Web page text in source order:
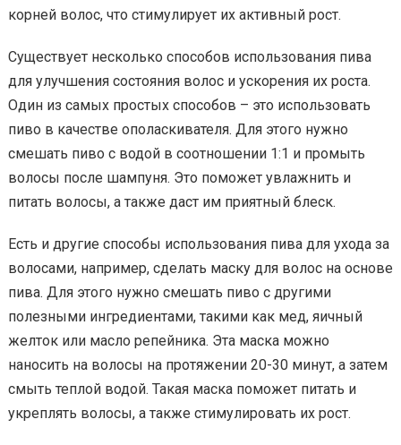
корней волос, что стимулирует их активный рост.
Существует несколько способов использования пива
для улучшения состояния волос и ускорения их роста.
Один из самых простых способов – это использовать
пиво в качестве ополаскивателя. Для этого нужно
смешать пиво с водой в соотношении 1:1 и промыть
волосы после шампуня. Это поможет увлажнить и
питать волосы, а также даст им приятный блеск.
Есть и другие способы использования пива для ухода за
волосами, например, сделать маску для волос на основе
пива. Для этого нужно смешать пиво с другими
полезными ингредиентами, такими как мед, яичный
желток или масло репейника. Эта маска можно
наносить на волосы на протяжении 20-30 минут, а затем
смыть теплой водой. Такая маска поможет питать и
укреплять волосы, а также стимулировать их рост.